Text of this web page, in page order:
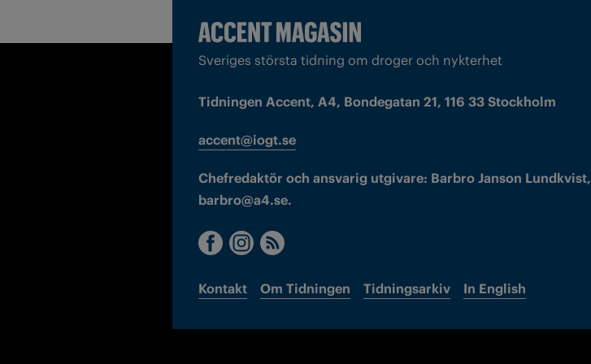
Sveriges största tidning om droger och nykterhet
Tidningen Accent, A4, Bondegatan 21, 116 33 Stockholm
accent@iogt.se
Chefredaktör och ansvarig utgivare: Barbro Janson Lundkvist,
barbro@a4.se.
Kontakt Om Tidningen Tidningsarkiv In English